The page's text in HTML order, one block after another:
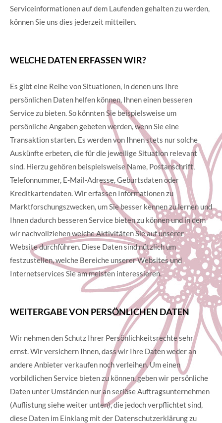
Serviceinformationen auf dem Laufenden gehalten zu werden,
können Sie uns dies jederzeit mitteilen.
WELCHE DATEN ERFASSEN WIR?
Es gibt eine Reihe von Situationen, in denen uns Ihre
persönlichen Daten helfen können, Ihnen einen besseren
Service zu bieten. So könnten Sie beispielsweise um
persönliche Angaben gebeten werden, wenn Sie eine
Transaktion starten. Es werden von Ihnen stets nur solche
Auskünfte erbeten, die für die jeweilige Situation relevant
sind. Hierzu gehören beispielsweise Name, Postanschrift,
Telefonnummer, E-Mail-Adresse, Geburtsdaten oder
Kreditkartendaten. Wir erfassen Informationen zu
Marktforschungszwecken, um Sie besser kennen zu lernen und
Ihnen dadurch besseren Service bieten zu können und in dem
wir nachvollziehen welche Aktivitäten Sie auf unserer
Website durchführen. Diese Daten sind nützlich um
festzustellen, welche Bereiche unserer Websites und
Internetservices Sie am meisten interessieren.
WEITERGABE VON PERSÖNLICHEN DATEN
Wir nehmen den Schutz Ihrer Persönlichkeitsrechte sehr
ernst. Wir versichern Ihnen, dass wir Ihre Daten weder an
andere Anbieter verkaufen noch verleihen. Um einen
vorbildlichen Service bieten zu können, geben wir persönliche
Daten unter Umständen nur an seriöse Auftragsunternehmen
(Auflistung siehe weiter unten), die jedoch verpflichtet sind,
diese Daten im Einklang mit der Datenschutzerklärung zu